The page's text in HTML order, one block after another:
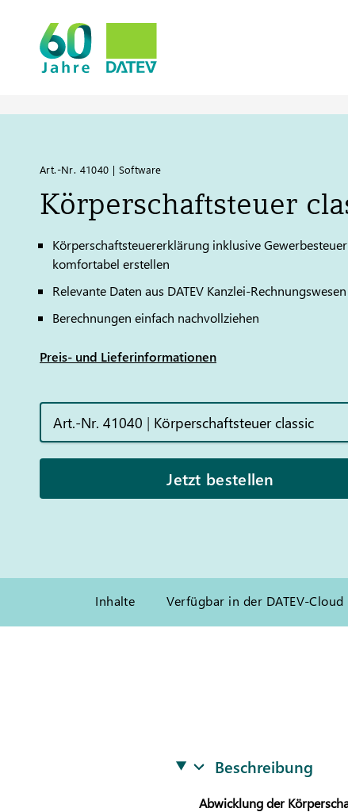
Art.-Nr. 41040 | Software
Körperschaftsteuer
Körperschaftsteuererklärung inklusive
komfortabel erstellen
Relevante Daten aus DATEV Kanzlei-
Berechnungen einfach nachvollziehen
Preis- und Lieferinformationen
Art.-Nr. 41040 | Körperschaftsteuer classic
Jetzt bestellen
Inhalte Verfügbar in der DATEV-Cloud
Beschreibung
Abwicklung der